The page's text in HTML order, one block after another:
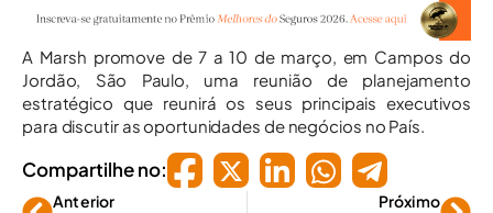
A Marsh promove de 7 a 10 de março, em Campos do
Jordão, São Paulo, uma reunião de planejamento
estratégico que reunirá os seus principais executivos
para discutir as oportunidades de negócios no País.
Compartilhe no:
Anterior Próximo